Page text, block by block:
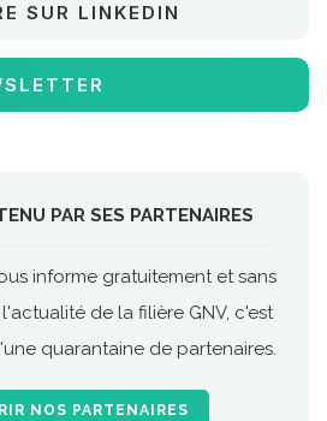
SUR LINKEDIN
PAR SES PARTENAIRES
informe gratuitement et sans
de la filière GNV, c'est
quarantaine de partenaires.
NOS PARTENAIRES